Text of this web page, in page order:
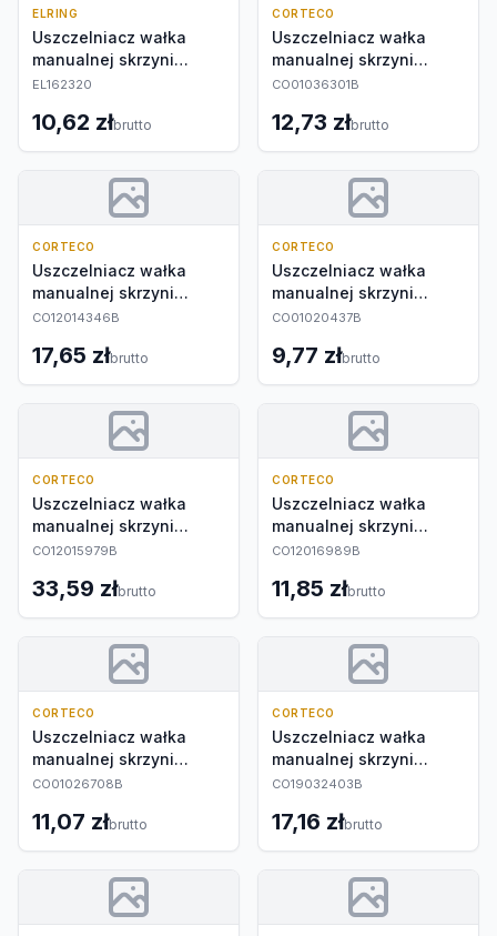
ELRING
Uszczelniacz wałka
manualnej skrzyni
biegów
EL162320
10,62 złbrutto
CORTECO
Uszczelniacz wałka
manualnej skrzyni
biegów
CO01036301B
12,73 złbrutto
CORTECO
Uszczelniacz wałka
manualnej skrzyni
biegów
CO12014346B
17,65 złbrutto
CORTECO
Uszczelniacz wałka
manualnej skrzyni
biegów
CO01020437B
9,77 złbrutto
CORTECO
Uszczelniacz wałka
manualnej skrzyni
biegów
CO12015979B
33,59 złbrutto
CORTECO
Uszczelniacz wałka
manualnej skrzyni
biegów
CO12016989B
11,85 złbrutto
CORTECO
Uszczelniacz wałka
manualnej skrzyni
biegów
CO01026708B
11,07 złbrutto
CORTECO
Uszczelniacz wałka
manualnej skrzyni
biegów
CO19032403B
17,16 złbrutto